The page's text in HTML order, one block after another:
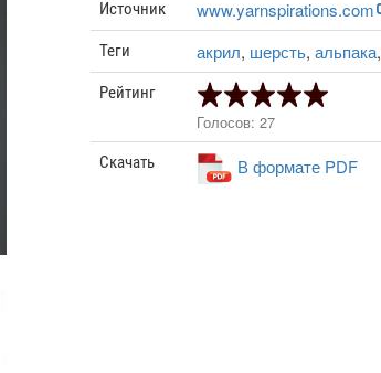
Источник www.yarnspirations.com
Теги акрил, шерсть,альпака,
Рейтинг
Голосов: 27
Скачать В формате PDF